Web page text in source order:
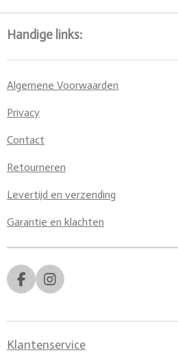
Handige links:
Algemene Voorwaarden
Privacy
Contact
Retourneren
Levertijd en verzending
Garantie en klachten
F
a
e
o
I
n
t
g
Klantenservice